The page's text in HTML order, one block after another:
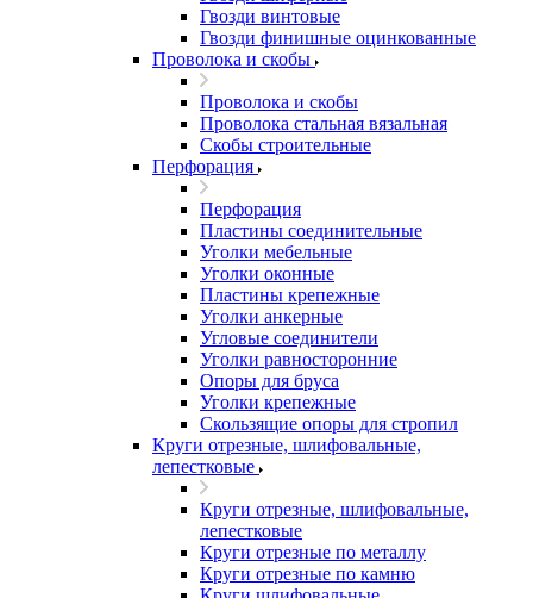
Гвозди винтовые
Гвозди финишные оцинкованные
Проволока и скобы
Проволока и скобы
Проволока стальная вязальная
Скобы строительные
Перфорация
Перфорация
Пластины соединительные
Уголки мебельные
Уголки оконные
Пластины крепежные
Уголки анкерные
Угловые соединители
Уголки равносторонние
Опоры для бруса
Уголки крепежные
Скользящие опоры для стропил
Круги отрезные, шлифовальные,
лепестковые
Круги отрезные, шлифовальные,
лепестковые
Круги отрезные по металлу
Круги отрезные по камню